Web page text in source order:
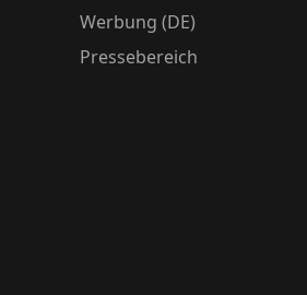
Werbung (DE)
Pressebereich